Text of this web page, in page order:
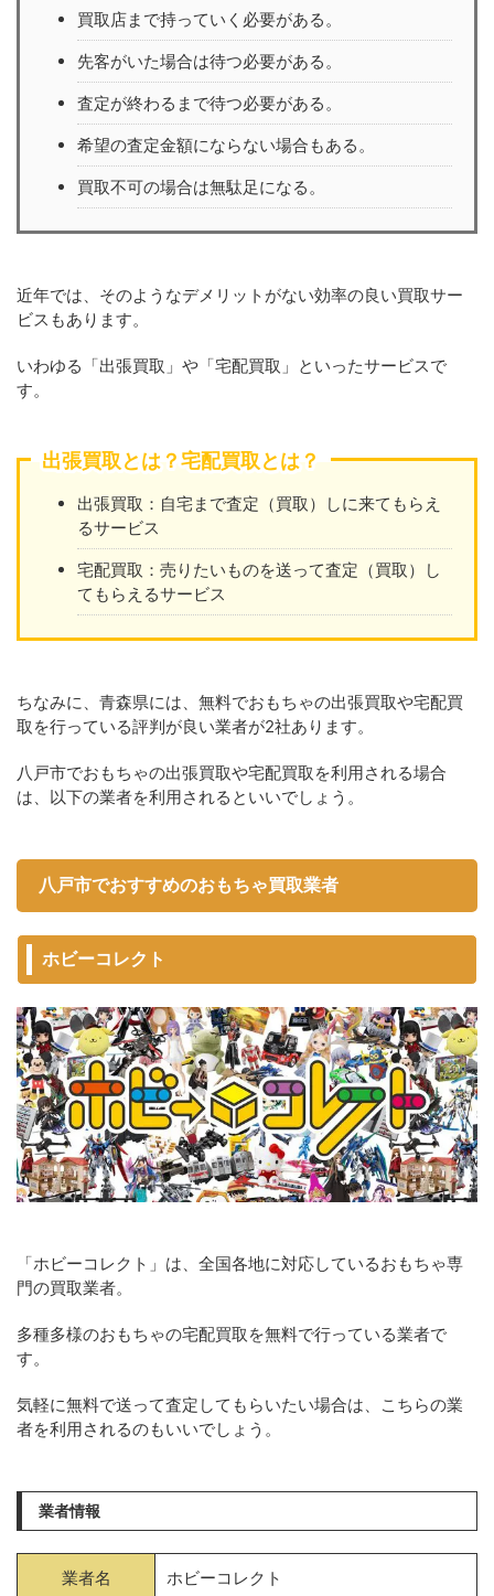
買取店まで持っていく必要がある。
先客がいた場合は待つ必要がある。
査定が終わるまで待つ必要がある。
希望の査定金額にならない場合もある。
買取不可の場合は無駄足になる。
近年では、そのようなデメリットがない効率の良い買取サー
ビスもあります。
いわゆる「出張買取」や「宅配買取」といったサービスで
す。
出張買取とは？宅配買取とは？
出張買取：自宅まで査定（買取）しに来てもらえ
るサービス
宅配買取：売りたいものを送って査定（買取）し
てもらえるサービス
ちなみに、青森県には、無料でおもちゃの出張買取や宅配買
取を行っている評判が良い業者が2社あります。
八戸市でおもちゃの出張買取や宅配買取を利用される場合
は、以下の業者を利用されるといいでしょう。
八戸市でおすすめのおもちゃ買取業者
ホビーコレクト
「ホビーコレクト」は、全国各地に対応しているおもちゃ専
門の買取業者。
多種多様のおもちゃの宅配買取を無料で行っている業者で
す。
気軽に無料で送って査定してもらいたい場合は、こちらの業
者を利用されるのもいいでしょう。
業者情報
業者名 ホビーコレクト